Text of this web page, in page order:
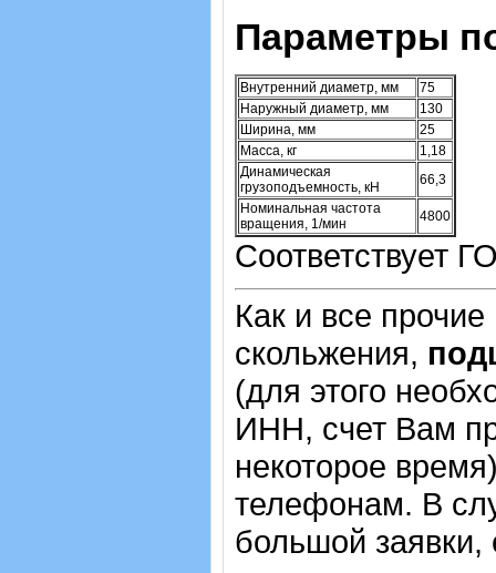
Параметры
Внутренний диаметр, мм
75
Наружный диаметр, мм
130
Ширина, мм
25
Масса, кг
1,18
Динамическая
грузоподъемность, кН
66,3
Номинальная частота
вращения, 1/мин
4800
Соответствует
Как и все
скольжения,
(для этого
ИНН, счет Вам
некоторое
телефонам. В
большой заявки,